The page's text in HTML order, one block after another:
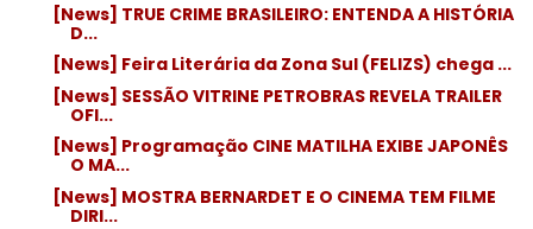
[News] TRUE CRIME BRASILEIRO: ENTENDA A HISTÓRIA
D...
[News] Feira Literária da Zona Sul (FELIZS) chega ...
[News] SESSÃO VITRINE PETROBRAS REVELA TRAILER
OFI...
[News] Programação CINE MATILHA EXIBE JAPONÊS
O MA...
[News] MOSTRA BERNARDET E O CINEMA TEM FILME
DIRI...